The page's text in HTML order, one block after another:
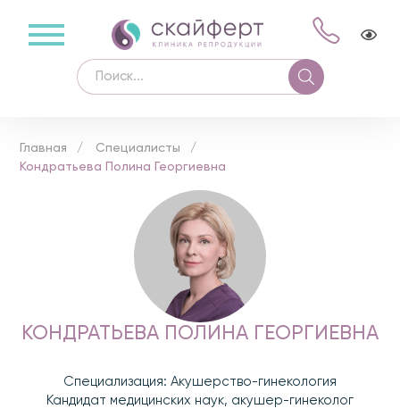
Главная
Специалисты
Кондратьева Полина Георгиевна
КОНДРАТЬЕВА ПОЛИНА ГЕОРГИЕВНА
Специализация: Акушерство-гинекология
Кандидат медицинских наук, акушер-гинеколог